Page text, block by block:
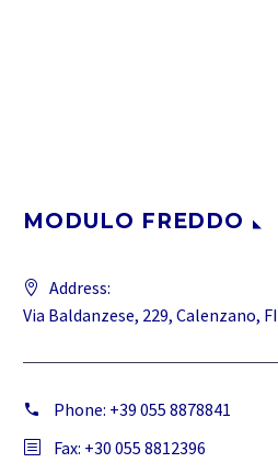
MODULO FREDDO
Address:
Via Baldanzese, 229, Calenzano, FI
Phone: +39 055 8878841
Fax: +30 055 8812396